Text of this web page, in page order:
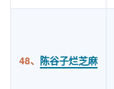
48、 陈谷子烂芝麻